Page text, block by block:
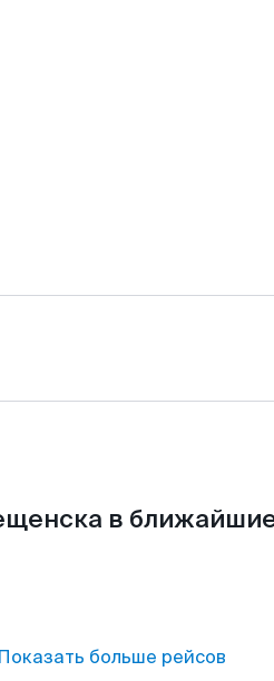
в
Показать больше рейсов